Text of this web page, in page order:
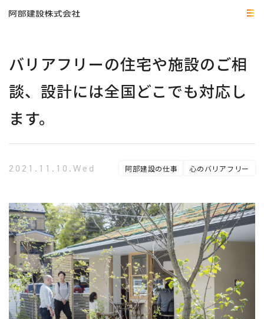
バリアフリーの住宅や施設のご相
談、設計には全国どこでも対応し
ます。
2021.11.10.Wed 阿部建設の仕事 心のバリアフリー